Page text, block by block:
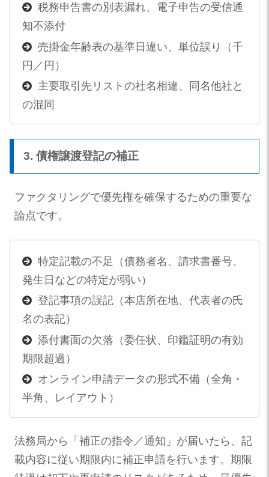
税務申告書の別表漏れ、電子申告の受信通
知不添付
売掛金年齢表の基準日違い、単位誤り（千
円／円）
主要取引先リストの社名相違、同名他社と
の混同
3. 債権譲渡登記の補正
ファクタリングで優先権を確保するための重要な
論点です。
特定記載の不足（債務者名、請求書番号、
発生日などの特定が弱い）
登記事項の誤記（本店所在地、代表者の氏
名の表記）
添付書面の欠落（委任状、印鑑証明の有効
期限超過）
オンライン申請データの形式不備（全角・
半角、レイアウト）
法務局から「補正の指令／通知」が届いたら、記
載内容に従い期限内に補正申請を行います。期限